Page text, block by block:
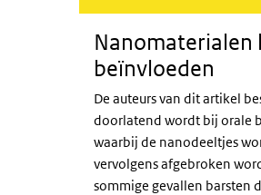
Nanomaterialen
beïnvloeden
De auteurs van dit artikel
doorlatend wordt bij orale
waarbij de nanodeeltjes
vervolgens afgebroken
sommige gevallen barsten